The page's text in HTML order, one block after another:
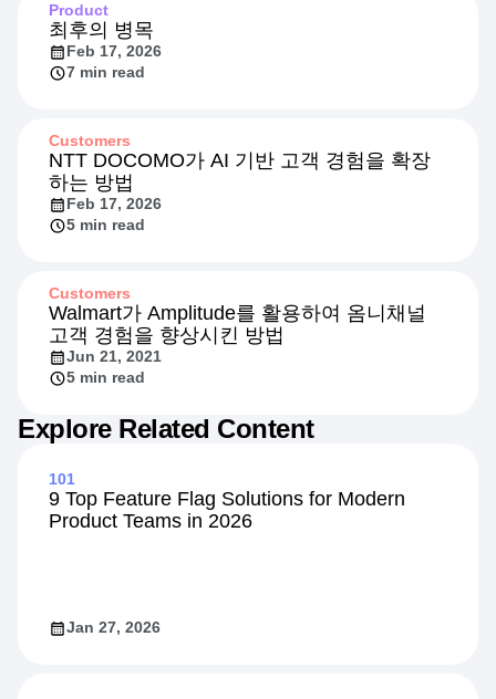
Product
최후의 병목
Feb 17, 2026
7 min read
Customers
NTT DOCOMO가 AI 기반 고객 경험을 확장
하는 방법
Feb 17, 2026
5 min read
Customers
Walmart가 Amplitude를 활용하여 옴니채널
고객 경험을 향상시킨 방법
Jun 21, 2021
5 min read
Explore Related Content
101
9 Top Feature Flag Solutions for Modern
Product Teams in 2026
Jan 27, 2026